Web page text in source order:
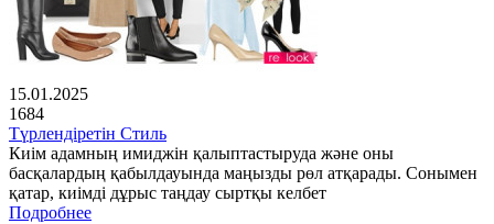
15.01.2025
1684
Түрлендіретін Стиль
Киім адамның имиджін қалыптастыруда және оны
басқалардың қабылдауында маңызды рөл атқарады. Сонымен
қатар, киімді дұрыс таңдау сыртқы келбет
Подробнее